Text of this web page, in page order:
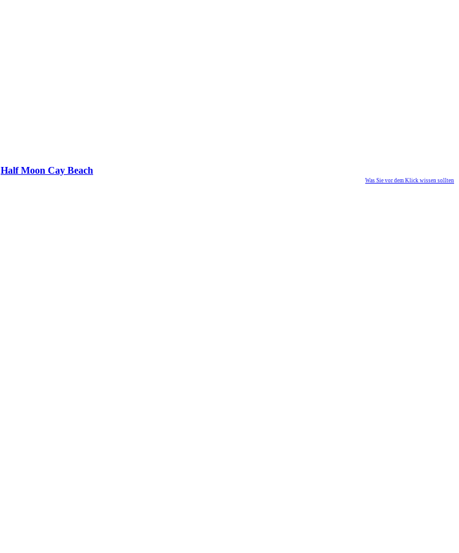
Was Sie vor dem Klick wissen sollten
Half Moon Cay Beach